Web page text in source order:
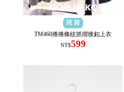
TM460捲捲條紋抓摺後釦上衣
NT$599